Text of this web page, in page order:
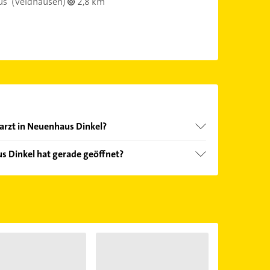
in Neuenhaus Dinkel?
können Sie sich einfach nach
Dinkel hat gerade geöffnet?
. Bitte beachten Sie, dass diese an